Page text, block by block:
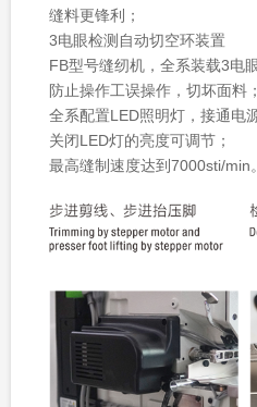
缝料更锋利；
3电眼检测自动切空环装置
FB型号缝纫机，全系装载3电
防止操作工误操作，切坏面料；
全系配置LED照明灯，接通电
关闭LED灯的亮度可调节；
最高缝制速度达到7000sti/min。